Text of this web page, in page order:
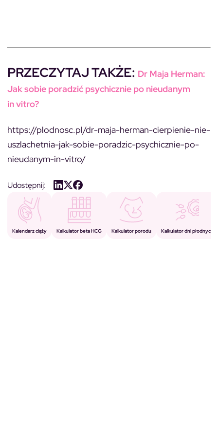
PRZECZYTAJ TAKŻE: Dr Maja Herman:
Jak sobie poradzić psychicznie po nieudanym
in vitro?
https://plodnosc.pl/dr-maja-herman-cierpienie-nie-
uszlachetnia-jak-sobie-poradzic-psychicznie-po-
nieudanym-in-vitro/
Udostępnij:
Kalendarz ciąży Kalkulator beta HCG Kalkulator porodu Kalkulator dni płodnych